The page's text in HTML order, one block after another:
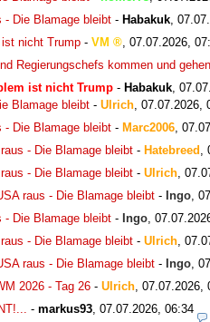
- Die Blamage bleibt - Habakuk
nicht Trump - VM
07.07.2026,
Regierungschefs kommen und
ist nicht Trump - Habakuk
Blamage bleibt - Ulrich 07.07.2026,
- Die Blamage bleibt - Marc2006
- Die Blamage bleibt - Hatebreed
- Die Blamage bleibt - Ulrich
raus - Die Blamage bleibt - Ingo
- Die Blamage bleibt - Ingo
- Die Blamage bleibt - Ulrich
raus - Die Blamage bleibt - Ingo
2026 - Tag 26 - Ulrich 07.07.2026,
- markus93 07.07.2026, 06:34